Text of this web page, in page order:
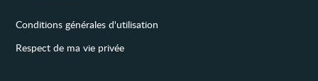
Conditions générales d'utilisation
Respect de ma vie privée